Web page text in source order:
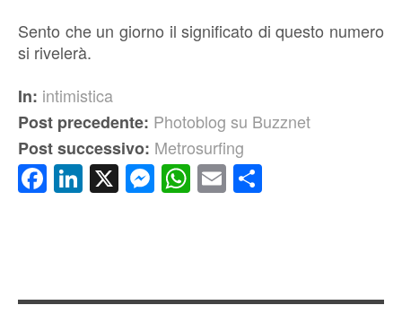
Sento che un giorno il significato di questo numero
si rivelerà.
In: intimistica
Post precedente: Photoblog su Buzznet
Post successivo: Metrosurfing
Facebook
LinkedIn
X Messenger
WhatsApp
Email